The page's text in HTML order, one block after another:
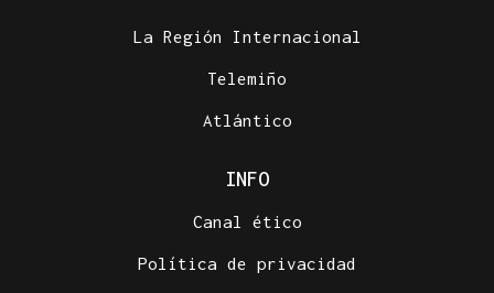
La Región Internacional
Telemiño
Atlántico
INFO
Canal ético
Política de privacidad